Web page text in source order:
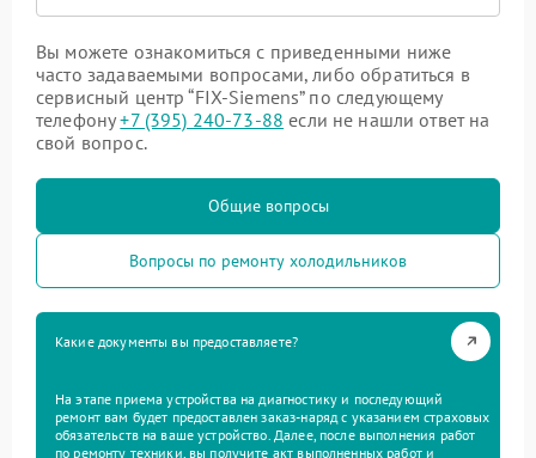
Вы можете ознакомиться с приведенными ниже
часто задаваемыми вопросами, либо обратиться в
сервисный центр “FIX-Siemens” по следующему
телефону+7 (395) 240-73-88 если не нашли ответ на
свой вопрос.
Общие вопросы
Вопросы по ремонту холодильников
Какие документы вы предоставляете?
На этапе приема устройства на диагностику и последующий
ремонт вам будет предоставлен заказ-наряд с указанием страховых
обязательств на ваше устройство. Далее, после выполнения работ
по ремонту техники, вы получите акт выполненных работ и